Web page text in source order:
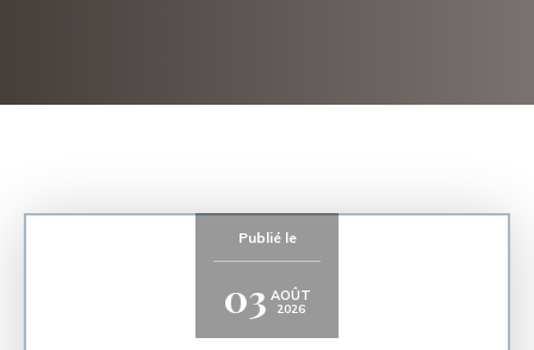
Publié le
03 AOÛT
2026